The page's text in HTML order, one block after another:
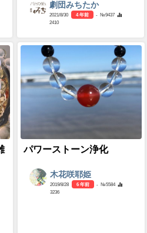
劇団みちたか
2021/8/30 4 年前
- №9437
2410
パワーストーン浄化
木花咲耶姫
2019/8/28 6 年前
- №5584
3236